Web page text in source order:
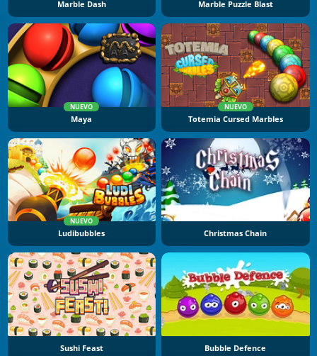
Marble Dash Marble Puzzle Blast
NUEVO
Maya
NUEVO
Totemia Cursed Marbles
NUEVO
Ludibubbles Christmas Chain
Sushi Feast Bubble Defence